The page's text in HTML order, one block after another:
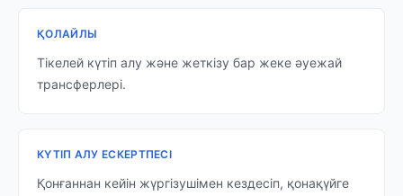
ҚОЛАЙЛЫ
Тікелей күтіп алу және жеткізу бар жеке әуежай
трансферлері.
КҮТІП АЛУ ЕСКЕРТПЕСІ
Қонғаннан кейін жүргізушімен кездесіп, қонақүйге